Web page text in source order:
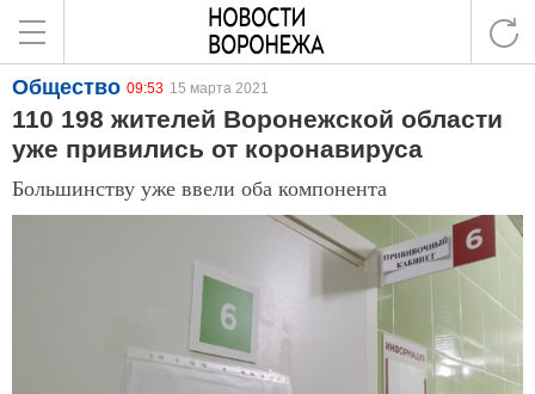
Общество 09:53 15 марта 2021
110 198 жителей Воронежской области
уже привились от коронавируса
Большинству уже ввели оба компонента